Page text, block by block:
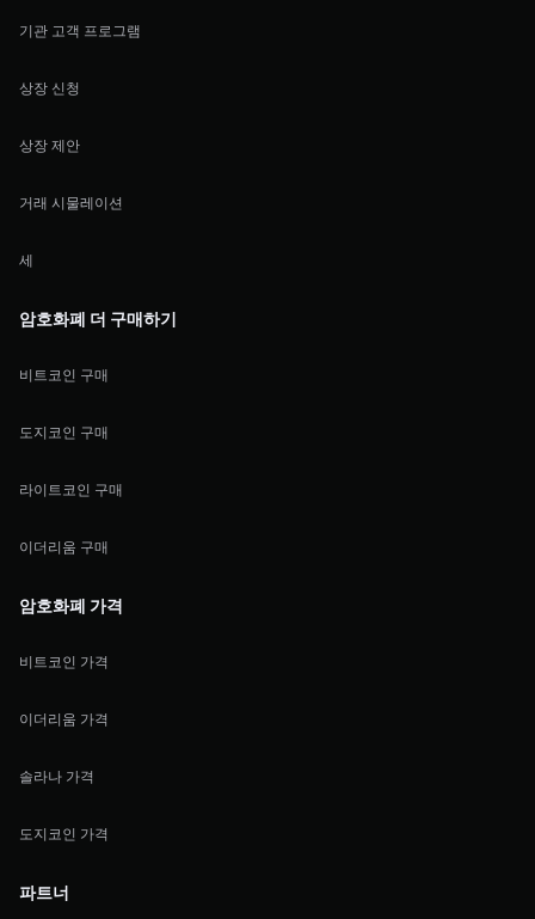
기관 고객 프로그램
상장 신청
상장 제안
거래 시물레이션
세
암호화폐 더 구매하기
비트코인 구매
도지코인 구매
라이트코인 구매
이더리움 구매
암호화폐 가격
비트코인 가격
이더리움 가격
솔라나 가격
도지코인 가격
파트너